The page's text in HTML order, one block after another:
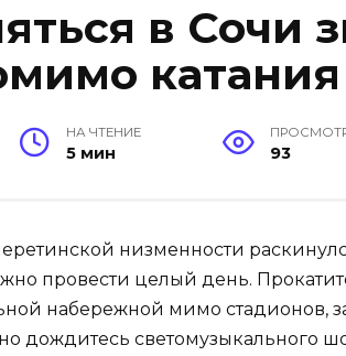
в Сочи
НА ЧТЕНИЕ
5 мин 93
низменности
провести целый день.
набережной мимо стадионов,
дождитесь светомузыкального